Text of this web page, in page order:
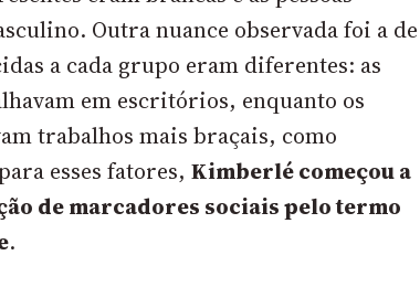
Outra nuance observada foi a de
a cada grupo eram diferentes: as
em escritórios, enquanto os
trabalhos mais braçais, como
esses fatores,Kimberlé começou a
de marcadores sociais pelo termo
.